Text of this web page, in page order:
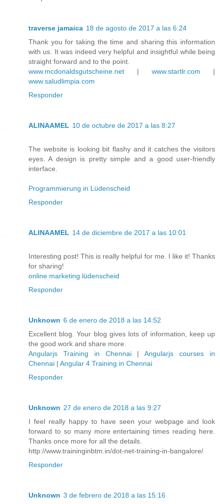
traverse jamaica 18 de agosto de 2017 a las 6:24
Thank you for taking the time and sharing this information
with us. It was indeed very helpful and insightful while being
straight forward and to the point.
www.mcdonaldsgutscheine.net | www.startlr.com |
www.saludlimpia.com
Responder
ALINAAMEL 10 de octubre de 2017 a las 8:27
The website is looking bit flashy and it catches the visitors
eyes. A design is pretty simple and a good user-friendly
interface.
Programmierung in Lüdenscheid
Responder
ALINAAMEL 14 de diciembre de 2017 a las 10:01
Interesting post! This is really helpful for me. I like it! Thanks
for sharing!
online marketing lüdenscheid
Responder
Unknown 6 de enero de 2018 a las 14:52
Excellent blog. Your blog gives lots of information, keep up
the good work and share more.
Angularjs Training in Chennai |Angularjs courses in
Chennai | Angular 4 Training in Chennai
Responder
Unknown 27 de enero de 2018 a las 9:27
I feel really happy to have seen your webpage and look
forward to so many more entertaining times reading here.
Thanks once more for all the details.
http://www.traininginbtm.in/dot-net-training-in-bangalore/
Responder
Unknown 3 de febrero de 2018 a las 15:16